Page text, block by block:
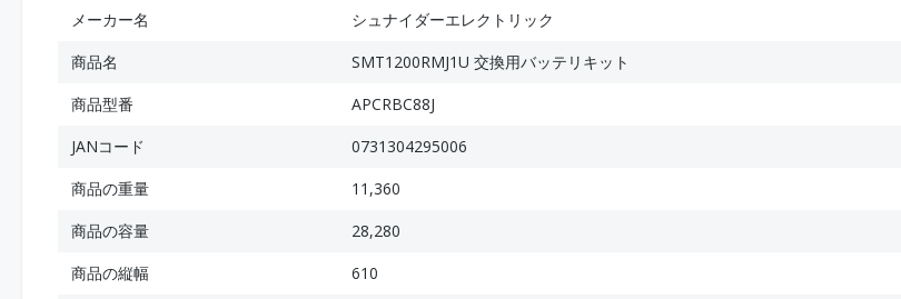
メーカー名
シュナイダーエレクトリック
商品名
SMT1200RMJ1U 交換用バッテリキット
商品型番
APCRBC88J
JANコード
0731304295006
商品の重量
11,360
商品の容量
28,280
商品の縦幅
610